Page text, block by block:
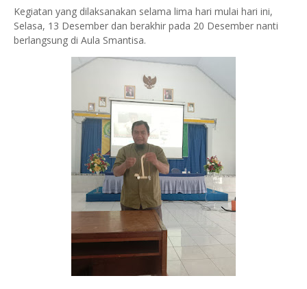
Kegiatan yang dilaksanakan selama lima hari mulai hari ini,
Selasa, 13 Desember dan berakhir pada 20 Desember nanti
berlangsung di Aula Smantisa.